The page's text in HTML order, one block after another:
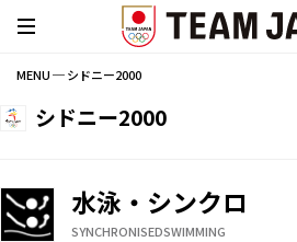
MENU ─ シドニー2000
シドニー2000
水泳・シンクロ
SYNCHRONISEDSWIMMING